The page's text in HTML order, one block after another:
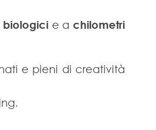
biologicie a chilometri
e pieni di creatività